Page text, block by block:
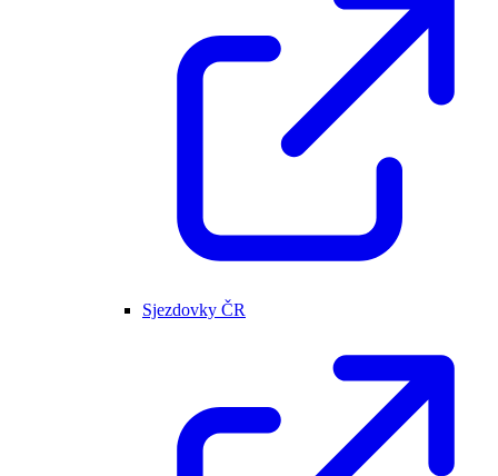
Sjezdovky ČR